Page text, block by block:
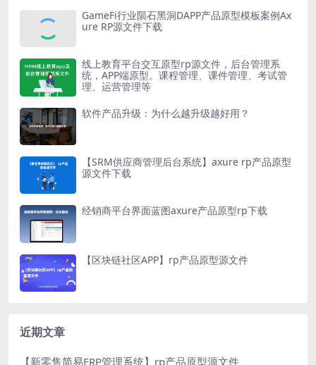
GameFi行业陨石黑洞DAPP产品原型模板案例Ax
ure RP源文件下载
线上教育平台交互原型rp源文件，后台管理系
统，APP端原型。课程管理、课件管理、考试管
理、运营管理等
软件产品升级：为什么越升级越好用？
【SRM供应商管理后台系统】axure rp产品原型
源文件下载
经销商平台界面蓝图axure产品原型rp下载
【区块链社区APP】rp产品原型源文件
近期文章
【新零售简易ERP管理系统】rp产品原型源文件